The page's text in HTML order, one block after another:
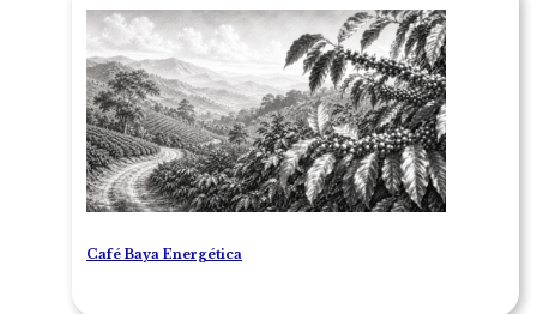
Café Baya Energética